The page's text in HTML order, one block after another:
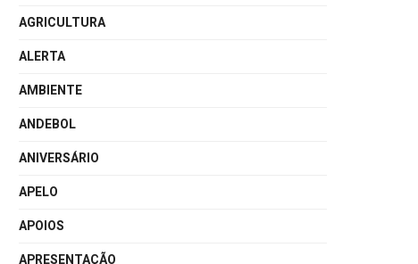
AGRICULTURA
ALERTA
AMBIENTE
ANDEBOL
ANIVERSÁRIO
APELO
APOIOS